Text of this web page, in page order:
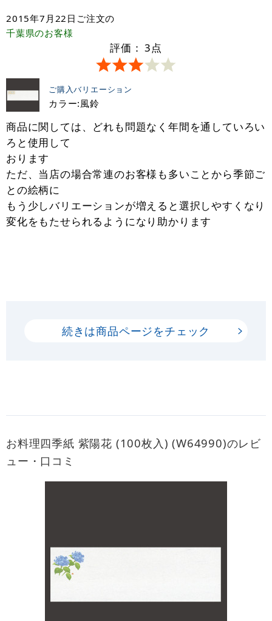
2015年7月22日 ご注文の
千葉県のお客様
評価： 3点
ご購入バリエーション
カラー:風鈴
商品に関しては、どれも問題なく年間を通していろい
ろと使用して
おります
ただ、当店の場合常連のお客様も多いことから季節ご
との絵柄に
もう少しバリエーションが増えると選択しやすくなり
変化をもたせられるようになり助かります
続きは商品ページをチェック
お料理四季紙 紫陽花 (100枚入) (W64990)のレビ
ュー・口コミ